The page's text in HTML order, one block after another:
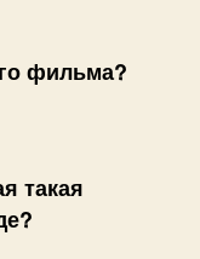
фильма?
такая